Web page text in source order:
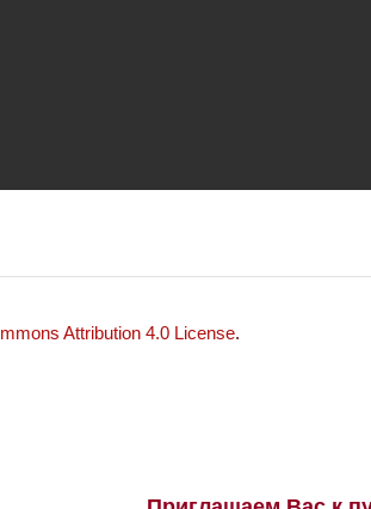
Attribution 4.0 License.